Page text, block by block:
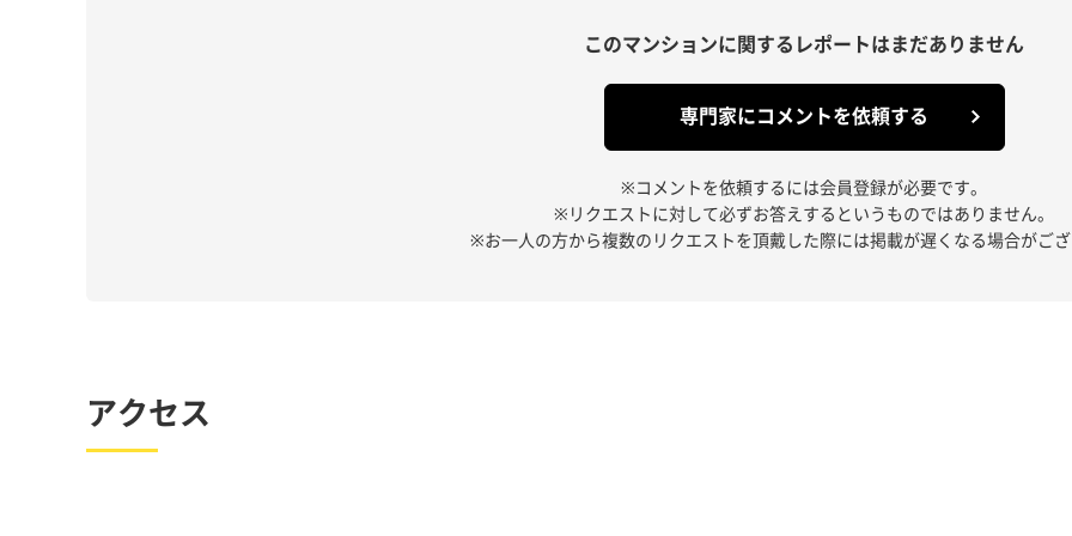
このマンションに関する レポートはまだありません
専門家にコメントを依頼する
※コメントを依頼するには会員登録が必要です。
※リクエストに対して必ずお答えするというものではありません。
※お一人の方から複数のリクエストを頂戴した際には掲載が遅くなる場合がご
アクセス